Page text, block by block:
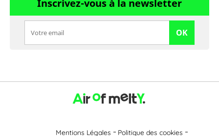
Inscrivez-vous à la newsletter
OK
Mentions Légales Politique des cookies